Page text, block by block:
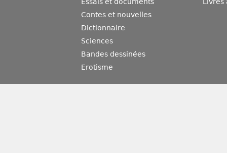
Essais et documents
Contes et nouvelles
Dictionnaire
Sciences
Bandes dessinées
Erotisme
Livres